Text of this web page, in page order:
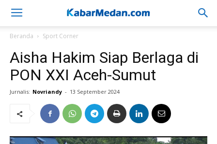
Beranda Sport Corner
Aisha Hakim Siap Berlaga di
PON XXI Aceh-Sumut
Jurnalis: Novriandy - 13 September 2024